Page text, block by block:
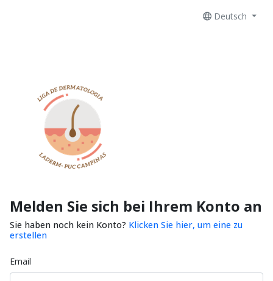
Deutsch
Melden Sie sich bei Ihrem Konto an
Sie haben noch kein Konto? Klicken Sie hier, um eine zu
erstellen
Email